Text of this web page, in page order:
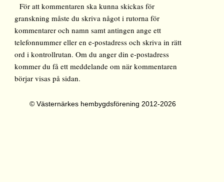
För att kommentaren ska kunna skickas för
granskning måste du skriva något i rutorna för
kommentarer och namn samt antingen ange ett
telefonnummer eller en e-postadress och skriva in rätt
ord i kontrollrutan. Om du anger din e-postadress
kommer du få ett meddelande om när kommentaren
börjar visas på sidan.
© Västernärkes hembygdsförening 2012-2026